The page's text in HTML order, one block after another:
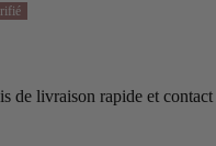
de livraison rapide et